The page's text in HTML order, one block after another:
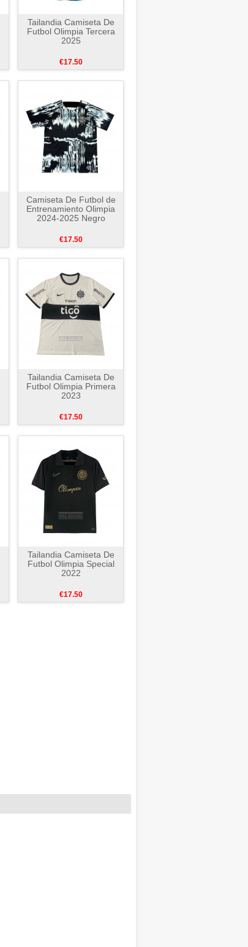
Tailandia Camiseta De
Futbol Olimpia Tercera
2025
€17.50
Camiseta De Futbol de
Entrenamiento Olimpia
2024-2025 Negro
€17.50
Tailandia Camiseta De
Futbol Olimpia Primera
2023
€17.50
Tailandia Camiseta De
Futbol Olimpia Special
2022
€17.50